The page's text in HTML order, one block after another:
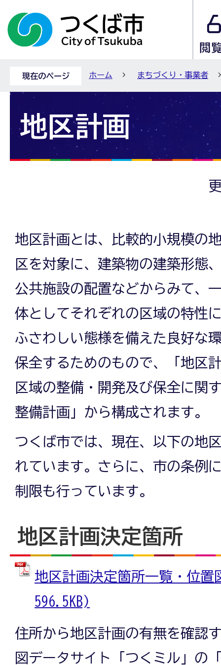
現在のページ ホーム まちづくり・事業者
地区計画
地区計画とは、比較的小規模の
区を対象に、建築物の建築形態
公共施設の配置などからみて、
体としてそれぞれの区域の特性
ふさわしい態様を備えた良好な
保全するためのもので、「地区
区域の整備・開発及び保全に関
整備計画」から構成されます。
つくば市では、現在、以下の地
れています。さらに、市の条例
制限も行っています。
地区計画決定箇所
地区計画決定箇所一覧・位置
596.5KB)
住所から地区計画の有無を確認
図データサイト「つくミル」の